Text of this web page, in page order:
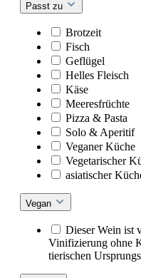
Passt zu
Brotzeit
Fisch
Geflügel
Helles Fleisch
Käse
Meeresfrüchte
Pizza & Pasta
Solo & Aperitif
Veganer Küche
Vegetarischer
asiatischer
Vegan
Dieser Wein ist
Vinifizierung ohne
tierischen